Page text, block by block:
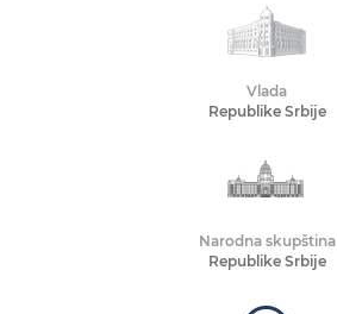
Vlada
Republike Srbije
Narodna skupština
Republike Srbije